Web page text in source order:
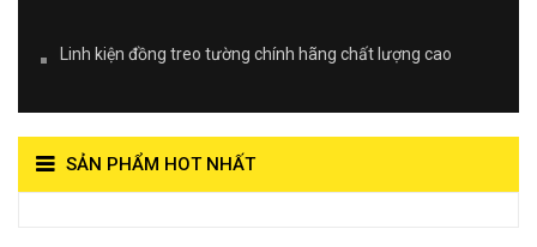
Linh kiện đồng treo tường chính hãng chất lượng cao
SẢN PHẨM HOT NHẤT